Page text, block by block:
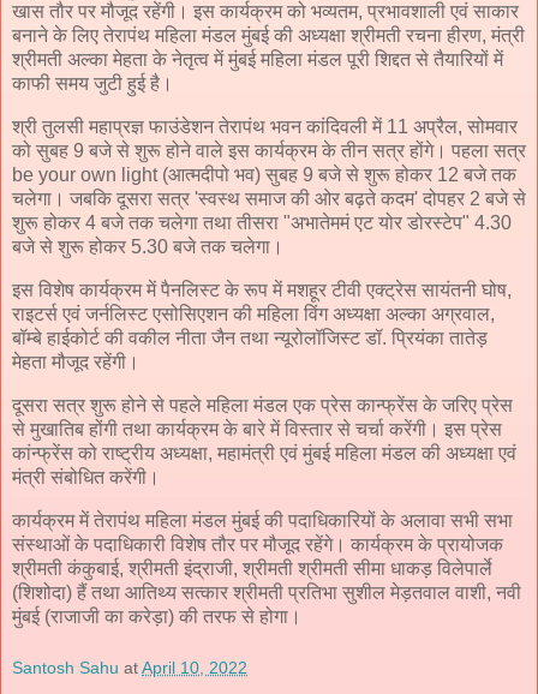
खास तौर पर मौजूद रहेंगी। इस कार्यक्रम को भव्यतम, प्रभावशाली एवं साकार
बनाने के लिए तेरापंथ महिला मंडल मुंबई की अध्यक्षा श्रीमती रचना हीरण, मंत्री
श्रीमती अल्का मेहता के नेतृत्व में मुंबई महिला मंडल पूरी शिद्दत से तैयारियों में
काफी समय जुटी हुई है।
श्री तुलसी महाप्रज्ञ फाउंडेशन तेरापंथ भवन कांदिवली में 11 अप्रैल, सोमवार
को सुबह 9 बजे से शुरू होने वाले इस कार्यक्रम के तीन सत्र होंगे। पहला सत्र
be your own light (आत्मदीपो भव) सुबह 9 बजे से शुरू होकर 12 बजे तक
चलेगा। जबकि दूसरा सत्र 'स्वस्थ समाज की ओर बढ़ते कदम' दोपहर 2 बजे से
शुरू होकर 4 बजे तक चलेगा तथा तीसरा "अभातेममं एट योर डोरस्टेप" 4.30
बजे से शुरू होकर 5.30 बजे तक चलेगा।
इस विशेष कार्यक्रम में पैनलिस्ट के रूप में मशहूर टीवी एक्ट्रेस सायंतनी घोष,
राइटर्स एवं जर्नलिस्ट एसोसिएशन की महिला विंग अध्यक्षा अल्का अग्रवाल,
बॉम्बे हाईकोर्ट की वकील नीता जैन तथा न्यूरोलॉजिस्ट डॉ. प्रियंका तातेड़
मेहता मौजूद रहेंगी।
दूसरा सत्र शुरू होने से पहले महिला मंडल एक प्रेस कान्फ्रेंस के जरिए प्रेस
से मुखातिब होंगी तथा कार्यक्रम के बारे में विस्तार से चर्चा करेंगी। इस प्रेस
कांन्फ्रेंस को राष्ट्रीय अध्यक्षा, महामंत्री एवं मुंबई महिला मंडल की अध्यक्षा एवं
मंत्री संबोधित करेंगी।
कार्यक्रम में तेरापंथ महिला मंडल मुंबई की पदाधिकारियों के अलावा सभी सभा
संस्थाओं के पदाधिकारी विशेष तौर पर मौजूद रहेंगे। कार्यक्रम के प्रायोजक
श्रीमती कंकुबाई, श्रीमती इंद्राजी, श्रीमती श्रीमती सीमा धाकड़ विलेपार्ले
(शिशोदा) हैं तथा आतिथ्य सत्कार श्रीमती प्रतिभा सुशील मेड़तवाल वाशी, नवी
मुंबई (राजाजी का करेड़ा) की तरफ से होगा।
Santosh Sahu atApril 10, 2022